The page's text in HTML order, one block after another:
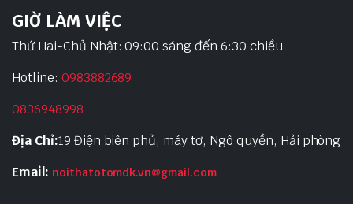
GIỜ LÀM VIỆC
Thứ Hai-Chủ Nhật: 09:00 sáng đến 6:30 chiều
Hotline: 0983882689
0836948998
Địa Chỉ:19 Điện biên phủ, máy tơ, Ngô quyền, Hải phòng
Email: noithatotomdk.vn@gmail.com